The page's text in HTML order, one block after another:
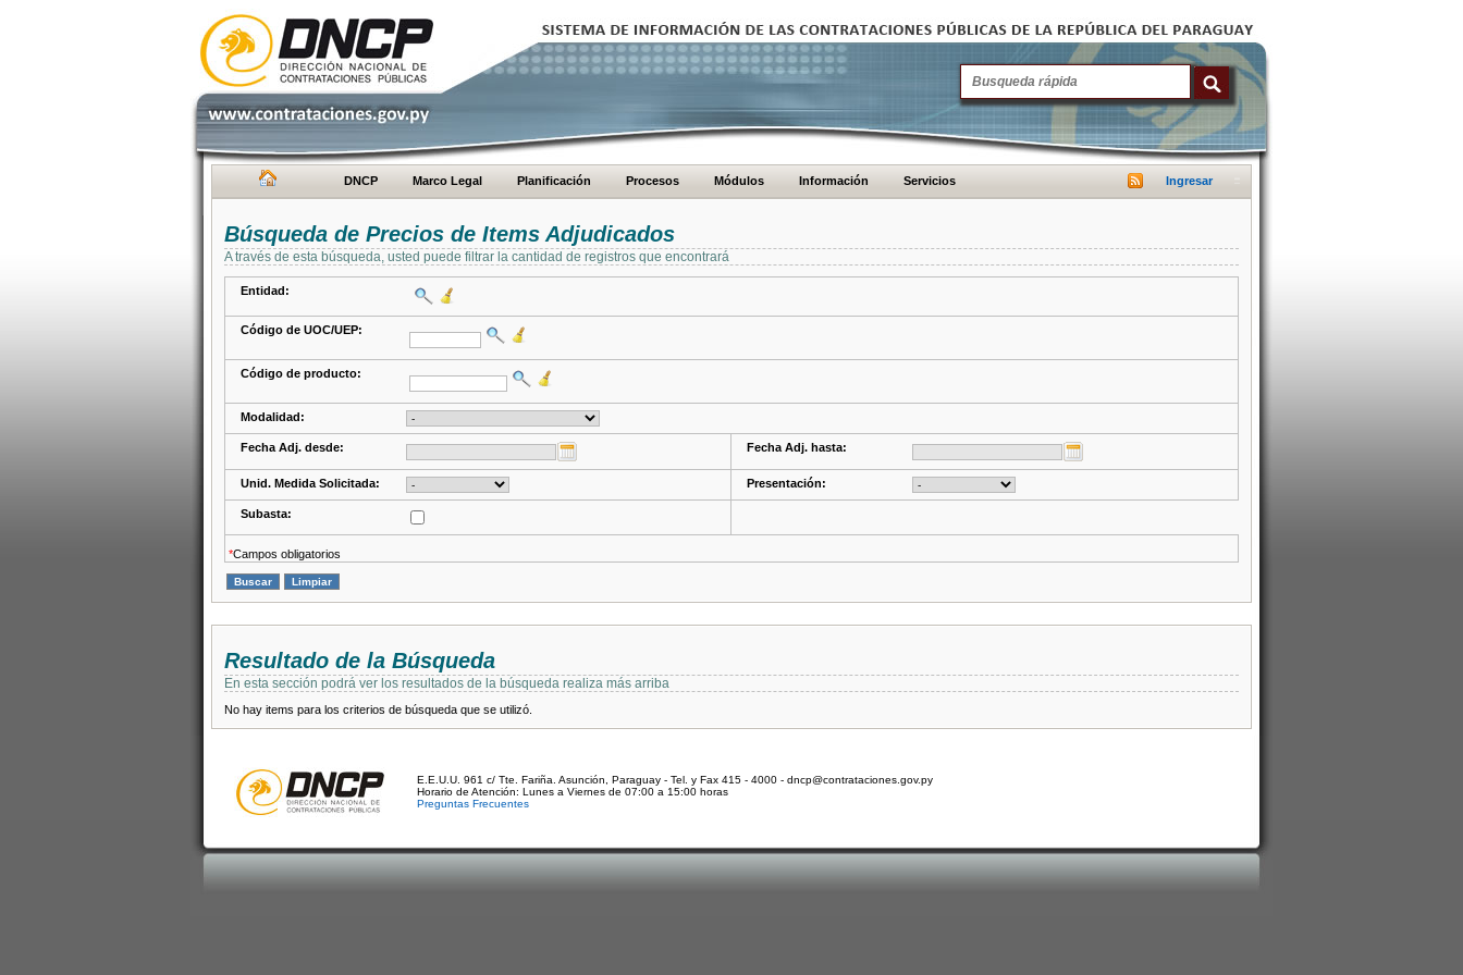
DNCP Marco Legal Planificación Procesos Módulos Información Servicios Ingresar
Búsqueda de Precios de Items Adjudicados
A través de esta búsqueda, usted puede filtrar la cantidad de registros que encontrará
Entidad:
Código de UOC/UEP:
Código de producto:
Modalidad:
Fecha Adj. desde: Fecha Adj. hasta:
Unid. Medida Solicitada: Presentación:
Subasta:
*Campos obligatorios
Resultado de la Búsqueda
En esta sección podrá ver los resultados de la búsqueda realiza más arriba
No hay items para los criterios de búsqueda que se utilizó.
E.E.U.U. 961 c/ Tte. Fariña. Asunción, Paraguay - Tel. y Fax 415 - 4000 - dncp@contrataciones.gov.py
Horario de Atención: Lunes a Viernes de 07:00 a 15:00 horas
Preguntas Frecuentes